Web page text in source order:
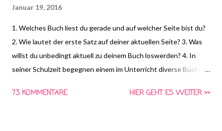
Januar 19, 2016
1. Welches Buch liest du gerade und auf welcher Seite bist du?
2. Wie lautet der erste Satz auf deiner aktuellen Seite? 3. Was
willst du unbedingt aktuell zu deinem Buch loswerden? 4. In
seiner Schulzeit begegnen einem im Unterricht diverse Bücher.
oder schlechter Erinngerung geblieben? *HIER* könnt ihr euch
73 KOMMENTARE HIER GEHT ES WEITER >>